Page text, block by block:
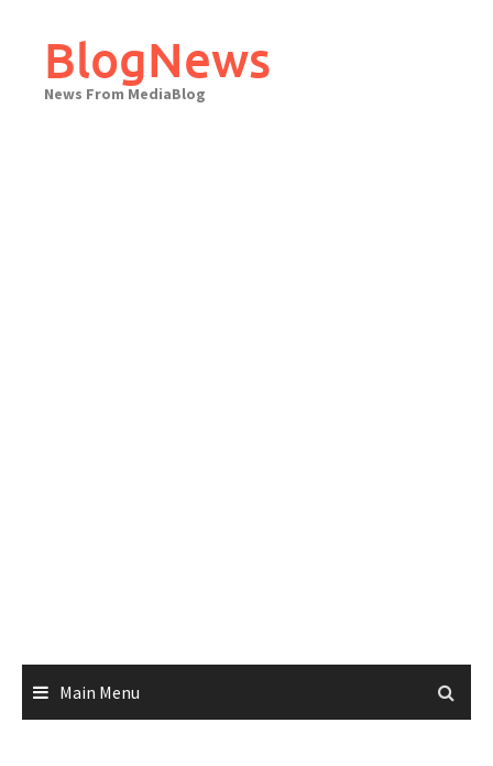
contentBlogNews
News From MediaBlog
Main Menu